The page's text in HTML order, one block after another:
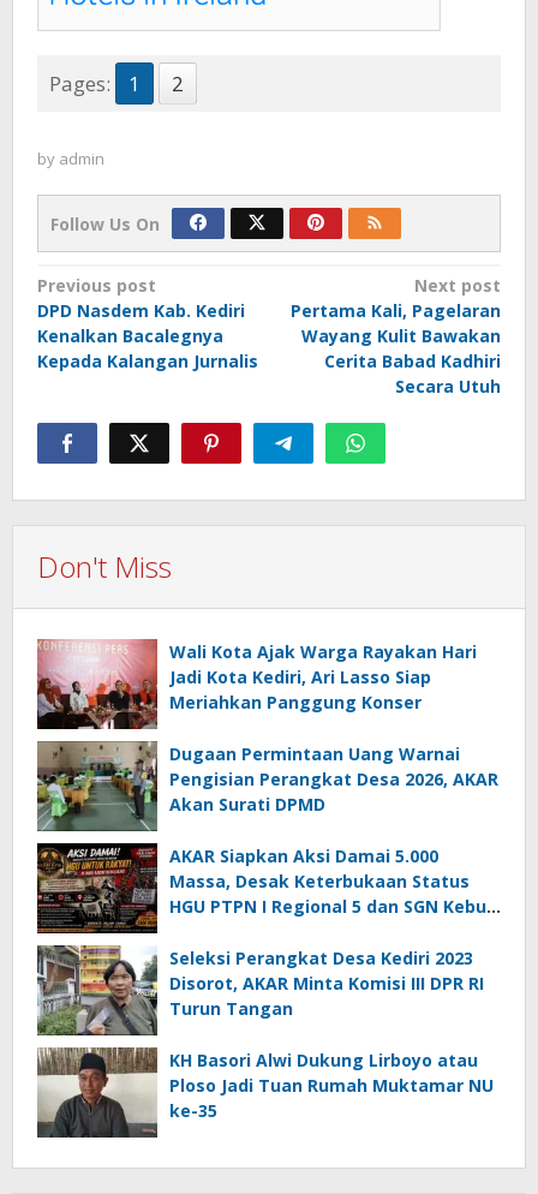
Pages: 1 2
by admin
Follow Us On
Post
navigation
Previous post
DPD Nasdem Kab. Kediri
Kenalkan Bacalegnya
Kepada Kalangan Jurnalis
Next post
Pertama Kali, Pagelaran
Wayang Kulit Bawakan
Cerita Babad Kadhiri
Secara Utuh
Don't Miss
Wali Kota Ajak Warga Rayakan Hari
Jadi Kota Kediri, Ari Lasso Siap
Meriahkan Panggung Konser
Dugaan Permintaan Uang Warnai
Pengisian Perangkat Desa 2026, AKAR
Akan Surati DPMD
AKAR Siapkan Aksi Damai 5.000
Massa, Desak Keterbukaan Status
HGU PTPN I Regional 5 dan SGN Kebun
Seleksi Perangkat Desa Kediri 2023
Disorot, AKAR Minta Komisi III DPR RI
Turun Tangan
KH Basori Alwi Dukung Lirboyo atau
Ploso Jadi Tuan Rumah Muktamar NU
ke-35